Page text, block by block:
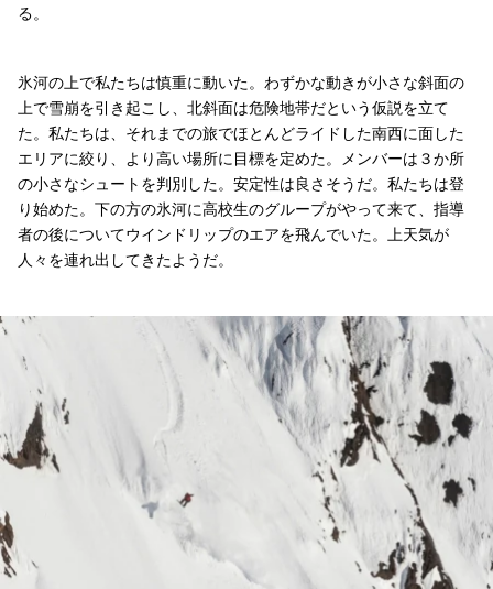
る。
氷河の上で私たちは慎重に動いた。わずかな動きが小さな斜面の
上で雪崩を引き起こし、北斜面は危険地帯だという仮説を立て
た。私たちは、それまでの旅でほとんどライドした南西に面した
エリアに絞り、より高い場所に目標を定めた。メンバーは３か所
の小さなシュートを判別した。安定性は良さそうだ。私たちは登
り始めた。下の方の氷河に高校生のグループがやって来て、指導
者の後についてウインドリップのエアを飛んでいた。上天気が
人々を連れ出してきたようだ。